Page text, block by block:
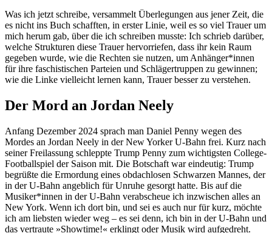
Was ich jetzt schreibe, versammelt Überlegungen aus jener Zeit, die
es nicht ins Buch schafften, in erster Linie, weil es so viel Trauer um
mich herum gab, über die ich schreiben musste: Ich schrieb darüber,
welche Strukturen diese Trauer hervorriefen, dass ihr kein Raum
gegeben wurde, wie die Rechten sie nutzen, um Anhänger*innen
für ihre faschistischen Parteien und Schlägertruppen zu gewinnen;
wie die Linke vielleicht lernen kann, Trauer besser zu verstehen.
Der Mord an Jordan Neely
Anfang Dezember 2024 sprach man Daniel Penny wegen des
Mordes an Jordan Neely in der New Yorker U-Bahn frei. Kurz nach
seiner Freilassung schleppte Trump Penny zum wichtigsten College-
Footballspiel der Saison mit. Die Botschaft war eindeutig: Trump
begrüßte die Ermordung eines obdachlosen Schwarzen Mannes, der
in der U-Bahn angeblich für Unruhe gesorgt hatte. Bis auf die
Musiker*innen in der U-Bahn verabscheue ich inzwischen alles an
New York. Wenn ich dort bin, und sei es auch nur für kurz, möchte
ich am liebsten wieder weg – es sei denn, ich bin in der U-Bahn und
das vertraute »Showtime!« erklingt oder Musik wird aufgedreht.